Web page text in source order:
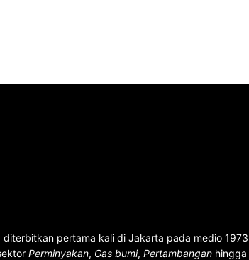
pertama kali di Jakarta pada medio
Perminyakan, Gas bumi, Pertambangan hingga